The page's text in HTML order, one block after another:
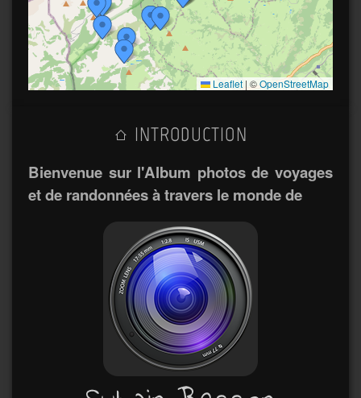
Leaflet | ©OpenStreetMap
INTRODUCTION
Bienvenue sur l'Album photos de voyages
et de randonnées à travers le monde de